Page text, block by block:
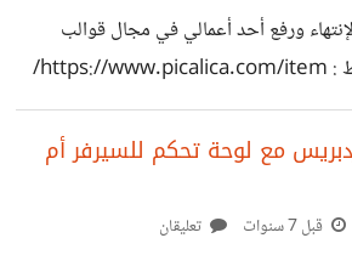
ورفع أحد أعمالي في مجال قوالب
الووردبريس الرابط : https://www.picalica.com/item/
متعدد-الإستخدامات/1438/
مع لوحة تحكم للسيرفر أم
قبل 7 سنوات تعليقان